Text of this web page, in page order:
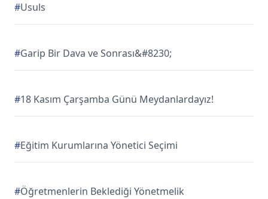
#Usuls
#Garip Bir Dava ve Sonrası&#8230;
#18 Kasım Çarşamba Günü Meydanlardayız!
#Eğitim Kurumlarına Yönetici Seçimi
#Öğretmenlerin Beklediği Yönetmelik